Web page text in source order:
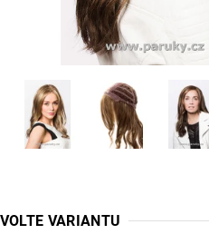
VARIANTU